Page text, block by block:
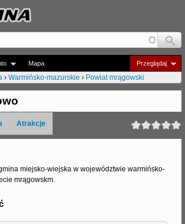
Jump to navigation
Przeglądaj
Mapa
› Warmińsko-mazurskie › Powiat mrągowski
Atrakcje
miejsko-wiejska w województwie warmińsko-
mrągowskm.